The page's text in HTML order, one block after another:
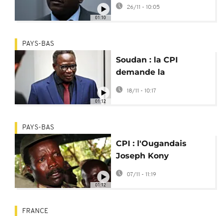
01:10
crimes de guerre
26/11 - 10:05
01:12
PAYS-BAS
Soudan : la CPI
demande la
condamnation à
perpétuité d'un chef
18/11 - 10:17
01:12
PAYS-BAS
CPI : l'Ougandais
Joseph Kony
formellement inculpé
de crimes de guerre
07/11 - 11:19
FRANCE